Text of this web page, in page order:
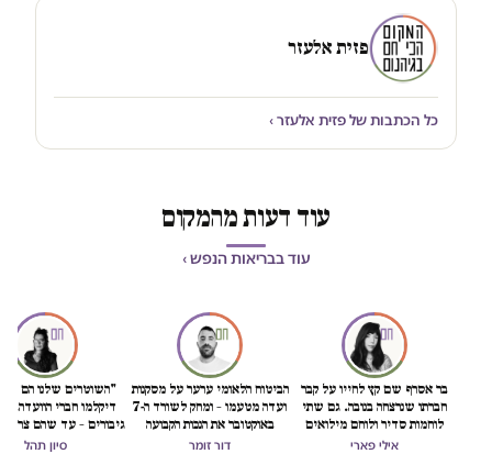
פזית אלעזר
כל הכתבות של פזית אלעזר ›
עוד דעות מהמקום
עוד בבריאות הנפש ›
בר אסרף שם קץ לחייו על קבר
חברתו שנרצחה בנובה. גם שתי
לוחמות סדיר ולוחם מילואים
התאבדו השבוע
אילי פארי
הביטוח הלאומי ערער על מסקנות
ועדה מטעמו – ומחק לשורד ה-7
באוקטובר את הנכות הקבועה
דור זומר
"השוטרים שלנו הם
דיקלמו חברי הוועדה.
גיבורים – עד שהם
סיון תהל